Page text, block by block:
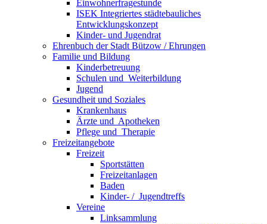
Einwohnerfragestunde
ISEK Integriertes städtebauliches
Entwicklungskonzept
Kinder- und Jugendrat
Ehrenbuch der Stadt Bützow / Ehrungen
Familie und Bildung
Kinderbetreuung
Schulen und ­ Weiterbildung
Jugend
Gesundheit und Soziales
Krankenhaus
Ärzte und ­ Apotheken
Pflege und ­ Therapie
Freizeit­angebote
Freizeit
Sportstätten
Freizeitanlagen
Baden
Kinder- / ­ Jugendtreffs
Vereine
Linksammlung